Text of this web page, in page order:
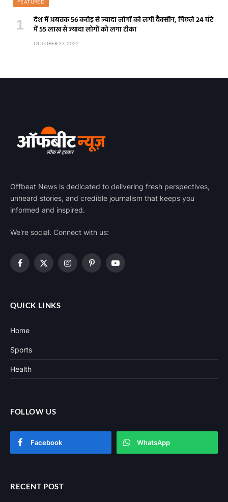
FEATURED
देश में अबतक 56 करोड़ से ज्यादा लोगों को लगी वैक्सीन, पिछले 24 घंटे
में 55 लाख से ज्यादा लोगों को लगा टीका
OCTOBER 27, 2022
Offbeat News is dedicated to delivering fresh perspectives,
unheard stories, and credible journalism that keeps you
informed and inspired.
We're social. Connect with us:
Facebook
X
InstagramPinterestYouTube
QUICK LINKS
Home
Sports
Health
FOLLOW US
Facebook WhatsApp
RECENT POST